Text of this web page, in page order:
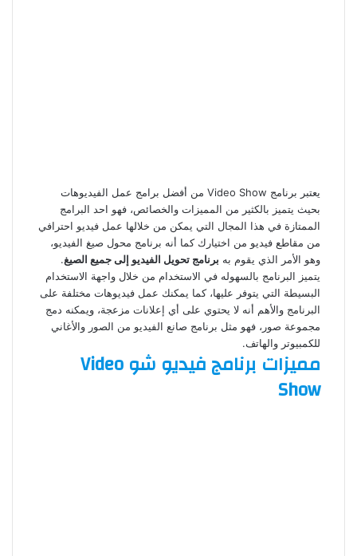
يعتبر برنامج Video Show من أفضل برامج عمل الفيديوهات
بحيث يتميز بالكثير من المميزات والخصائص، فهو احد البرامج
الممتازة في هذا المجال التي يمكن من خلالها عمل فيديو احترافي
من مقاطع فيديو من اختيارك كما أنه برنامج محول صيغ الفيديو،
وهو الأمر الذي يقوم به برنامج تحويل الفيديو إلى جميع الصيغ.
يتميز البرنامج بالسهوله في الاستخدام من خلال واجهة الاستخدام
البسيطة التي يتوفر عليها، كما يمكنك عمل فيديوهات مختلفة على
البرنامج والأهم أنه لا يحتوي على أي إعلانات مزعجة، ويمكنه دمج
مجموعة صور، فهو مثل برنامج صانع الفيديو من الصور والأغاني
للكمبيوتر والهاتف.
مميزات برنامج فيديو شو Video
Show